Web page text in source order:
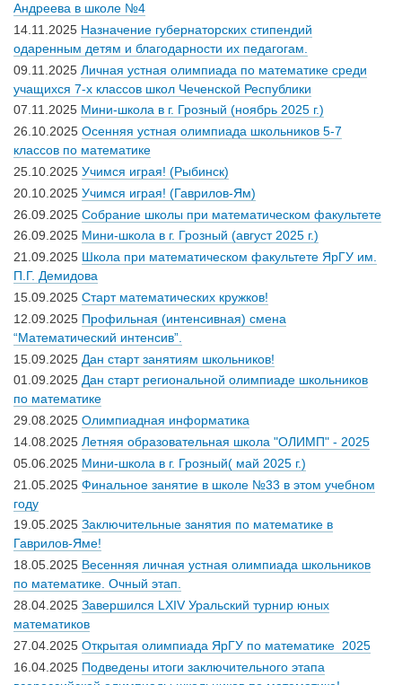
Андреева в школе №4
14.11.2025 Назначение губернаторских стипендий
одаренным детям и благодарности их педагогам.
09.11.2025 Личная устная олимпиада по математике среди
учащихся 7-х классов школ Чеченской Республики
07.11.2025 Мини-школа в г. Грозный (ноябрь 2025 г.)
26.10.2025 Осенняя устная олимпиада школьников 5-7
классов по математике
25.10.2025 Учимся играя! (Рыбинск)
20.10.2025 Учимся играя! (Гаврилов-Ям)
26.09.2025 Собрание школы при математическом факультете
26.09.2025 Мини-школа в г. Грозный (август 2025 г.)
21.09.2025 Школа при математическом факультете ЯрГУ им.
П.Г. Демидова
15.09.2025 Старт математических кружков!
12.09.2025 Профильная (интенсивная) смена
“Математический интенсив”.
15.09.2025 Дан старт занятиям школьников!
01.09.2025 Дан старт региональной олимпиаде школьников
по математике
29.08.2025 Олимпиадная информатика
14.08.2025 Летняя образовательная школа "ОЛИМП" - 2025
05.06.2025 Мини-школа в г. Грозный( май 2025 г.)
21.05.2025 Финальное занятие в школе №33 в этом учебном
году
19.05.2025 Заключительные занятия по математике в
Гаврилов-Яме!
18.05.2025 Весенняя личная устная олимпиада школьников
по математике. Очный этап.
28.04.2025 Завершился LXIV Уральский турнир юных
математиков
27.04.2025 Открытая олимпиада ЯрГУ по математике 2025
16.04.2025 Подведены итоги заключительного этапа